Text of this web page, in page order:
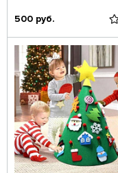
500 руб.